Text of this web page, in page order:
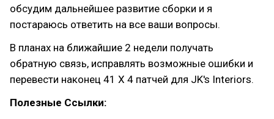
обсудим дальнейшее развитие сборки и я
постараюсь ответить на все ваши вопросы.
В планах на ближайшие 2 недели получать
обратную связь, исправлять возможные ошибки и
перевести наконец 41 Х 4 патчей для JK's Interiors.
Полезные Ссылки: